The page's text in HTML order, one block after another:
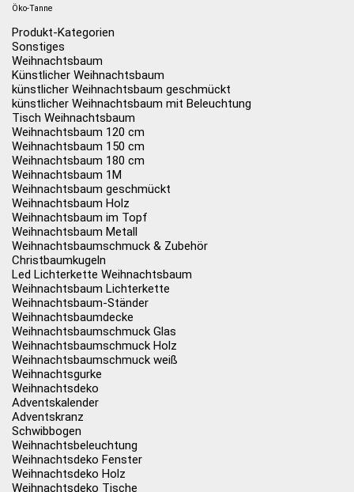
Öko-Tanne
Produkt-Kategorien
Sonstiges
Weihnachtsbaum
Künstlicher Weihnachtsbaum
künstlicher Weihnachtsbaum geschmückt
künstlicher Weihnachtsbaum mit Beleuchtung
Tisch Weihnachtsbaum
Weihnachtsbaum 120 cm
Weihnachtsbaum 150 cm
Weihnachtsbaum 180 cm
Weihnachtsbaum 1M
Weihnachtsbaum geschmückt
Weihnachtsbaum Holz
Weihnachtsbaum im Topf
Weihnachtsbaum Metall
Weihnachtsbaumschmuck & Zubehör
Christbaumkugeln
Led Lichterkette Weihnachtsbaum
Weihnachtsbaum Lichterkette
Weihnachtsbaum-Ständer
Weihnachtsbaumdecke
Weihnachtsbaumschmuck Glas
Weihnachtsbaumschmuck Holz
Weihnachtsbaumschmuck weiß
Weihnachtsgurke
Weihnachtsdeko
Adventskalender
Adventskranz
Schwibbogen
Weihnachtsbeleuchtung
Weihnachtsdeko Fenster
Weihnachtsdeko Holz
Weihnachtsdeko Tische